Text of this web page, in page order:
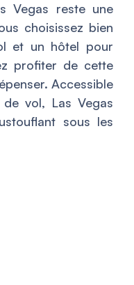
Vegas reste une
choisissez bien
et un hôtel pour
profiter de cette
Accessible
de vol, Las Vegas
sous les